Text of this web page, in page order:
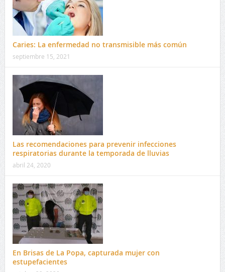
Caries: La enfermedad no transmisible más común
septiembre 15, 2021
Las recomendaciones para prevenir infecciones
respiratorias durante la temporada de lluvias
abril 24, 2020
En Brisas de La Popa, capturada mujer con
estupefacientes